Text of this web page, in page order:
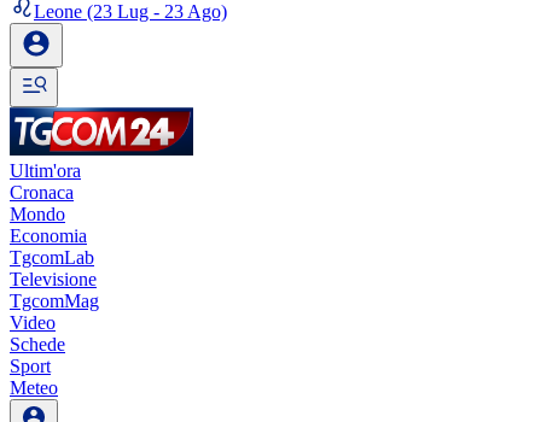
Leone (23 Lug - 23 Ago)
Ultim'ora
Cronaca
Mondo
Economia
TgcomLab
Televisione
TgcomMag
Video
Schede
Sport
Meteo